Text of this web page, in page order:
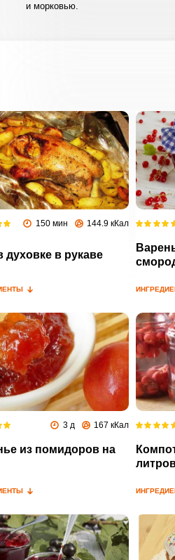
и морковью.
150 мин 144.9 кКал
духовке в рукаве
3 д 167 кКал
из помидоров на